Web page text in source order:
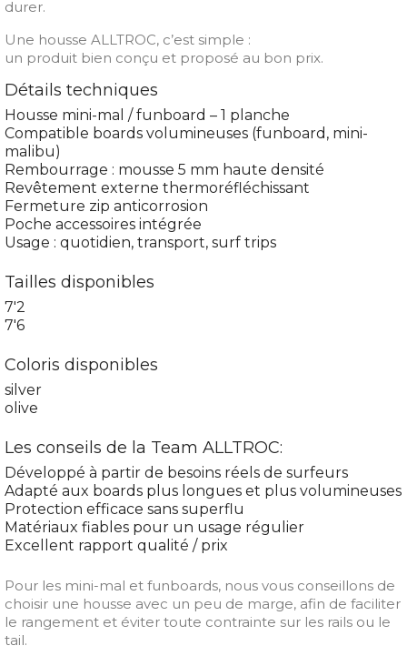
durer.
Une housse ALLTROC, c’est simple :
un produit bien conçu et proposé au bon prix.
Détails techniques
Housse mini-mal / funboard – 1 planche
Compatible boards volumineuses (funboard, mini-
malibu)
Rembourrage : mousse 5 mm haute densité
Revêtement externe thermoréfléchissant
Fermeture zip anticorrosion
Poche accessoires intégrée
Usage : quotidien, transport, surf trips
Tailles disponibles
7'2
7'6
Coloris disponibles
silver
olive
Les conseils de la Team ALLTROC:
Développé à partir de besoins réels de surfeurs
Adapté aux boards plus longues et plus volumineuses
Protection efficace sans superflu
Matériaux fiables pour un usage régulier
Excellent rapport qualité / prix
Pour les mini-mal et funboards, nous vous conseillons de
choisir une housse avec un peu de marge, afin de faciliter
le rangement et éviter toute contrainte sur les rails ou le
tail.